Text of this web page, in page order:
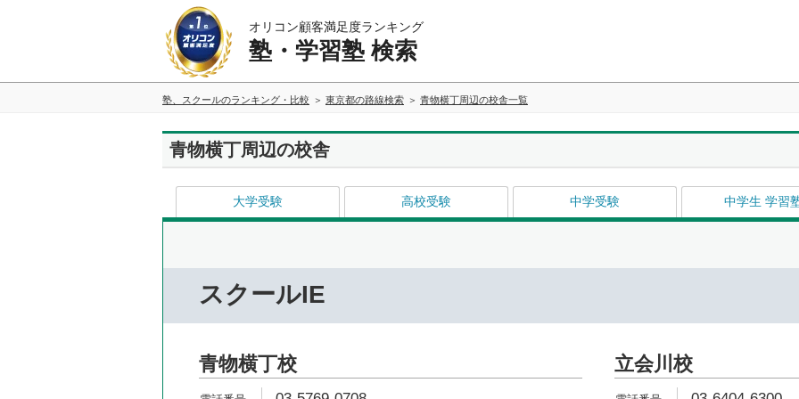
オリコン顧客満足度ランキング
塾・学習塾 検索
塾、スクールのランキング・比較 東京都の路線検索 青物横丁周辺の校舎一覧
青物横丁周辺の校舎
大学受験 高校受験 中学受験 中学生 学習
スクールIE
青物横丁校 立会川校